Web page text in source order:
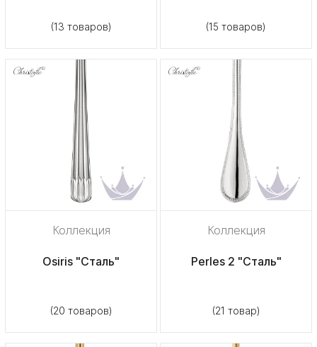
(13 товаров) (15 товаров)
Коллекция
Osiris "Сталь"
(20 товаров)
Коллекция
Perles 2 "Сталь"
(21 товар)